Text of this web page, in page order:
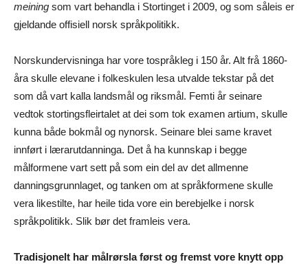
meining som vart behandla i Stortinget i 2009, og som såleis er
gjeldande offisiell norsk språkpolitikk.
Norskundervisninga har vore tospråkleg i 150 år. Alt frå 1860-
åra skulle elevane i folkeskulen lesa utvalde tekstar på det
som då vart kalla landsmål og riksmål. Femti år seinare
vedtok stortingsfleirtalet at dei som tok examen artium, skulle
kunna både bokmål og nynorsk. Seinare blei same kravet
innført i lærarutdanninga. Det å ha kunnskap i begge
målformene vart sett på som ein del av det allmenne
danningsgrunnlaget, og tanken om at språkformene skulle
vera likestilte, har heile tida vore ein berebjelke i norsk
språkpolitikk. Slik bør det framleis vera.
Tradisjonelt har målrørsla først og fremst vore knytt opp